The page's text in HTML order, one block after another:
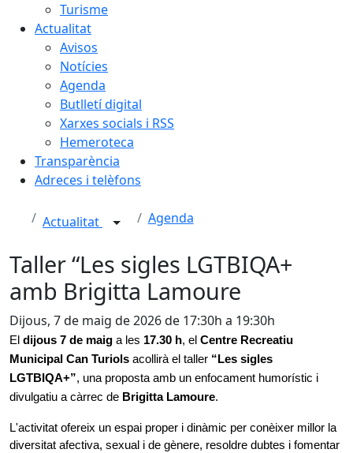
Turisme
Actualitat
Avisos
Notícies
Agenda
Butlletí digital
Xarxes socials i RSS
Hemeroteca
Transparència
Adreces i telèfons
Actualitat Agenda
Taller “Les sigles LGTBIQA+
amb Brigitta Lamoure
Dijous, 7 de maig de 2026 de 17:30h a 19:30h
El dijous 7 de maig a les 17.30 h, el Centre Recreatiu
Municipal Can Turiols acollirà el taller “Les sigles
LGTBIQA+”, una proposta amb un enfocament humorístic i
divulgatiu a càrrec de Brigitta Lamoure.
L'activitat ofereix un espai proper i dinàmic per conèixer millor la
diversitat afectiva, sexual i de gènere, resoldre dubtes i fomentar